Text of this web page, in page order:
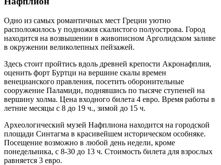
Одно из самых романтичных мест Греции уютно
расположилось у подножия скалистого полуострова. Город
находится на возвышении в живописном Арголидском заливе
в окружении великолепных пейзажей.
Здесь стоит пройтись вдоль древней крепости Акронафплия,
оценить форт Буртци на вершине скалы времен
венецианского правления, посетить оборонительные
сооружение Паламиди, поднявшись по тысяче ступеней на
вершину холма. Цена входного билета 4 евро. Время работы в
летние месяцы с 8 до 19 ч., зимой до 15 ч.
Археологический музей Нафплиона находится на городской
площади Синтагма в красивейшем историческом особняке.
Посещение возможно в любой день недели, кроме
понедельника, с 8-30 до 13 ч. Стоимость билета для взрослых
равняется 3 евро.